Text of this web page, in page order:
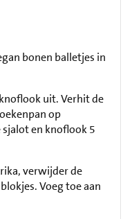
bonen balletjes in
uit. Verhit de
op
en knoflook 5
verwijder de
Voeg toe aan